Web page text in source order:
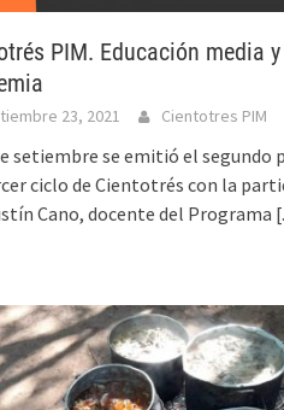
PIM. Educación media y
23, 2021 Cientotres PIM
setiembre se emitió el segundo
ciclo de Cientotrés con la
Cano, docente del Programa